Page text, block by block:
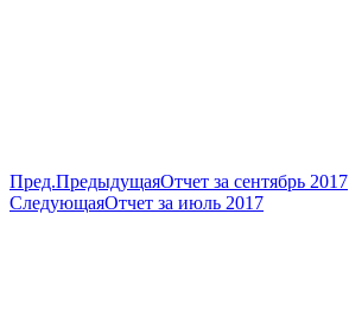
Пред.ПредыдущаяОтчет за сентябрь 2017
СледующаяОтчет за июль 2017